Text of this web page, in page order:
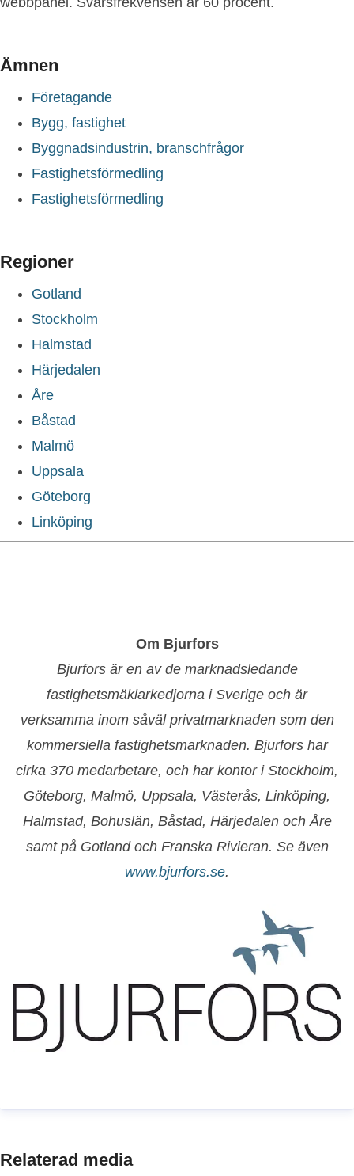
Ämnen
Företagande
Bygg, fastighet
Byggnadsindustrin, branschfrågor
Fastighetsförmedling
Fastighetsförmedling
Regioner
Gotland
Stockholm
Halmstad
Härjedalen
Åre
Båstad
Malmö
Uppsala
Göteborg
Linköping
Om Bjurfors
Bjurfors är en av de marknadsledande
fastighetsmäklarkedjorna i Sverige och är
verksamma inom såväl privatmarknaden som den
kommersiella fastighetsmarknaden. Bjurfors har
cirka 370 medarbetare, och har kontor i Stockholm,
Göteborg, Malmö, Uppsala, Västerås, Linköping,
Halmstad, Bohuslän, Båstad, Härjedalen och Åre
samt på Gotland och Franska Rivieran. Se även
www.bjurfors.se.
Relaterad media